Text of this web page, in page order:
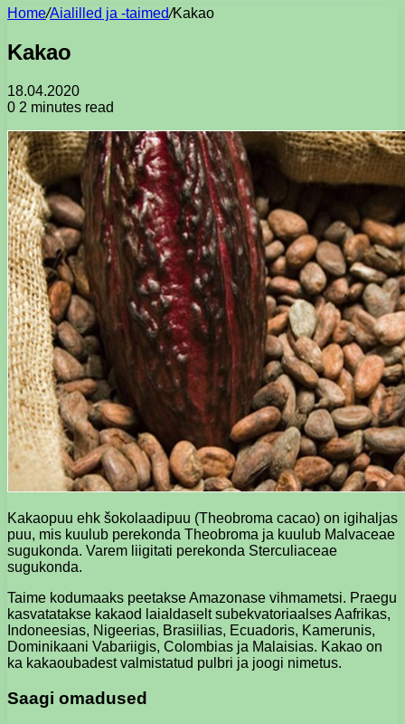
Home/Aialilled ja -taimed/Kakao
Kakao
18.04.2020
0 2 minutes read
Kakaopuu ehk šokolaadipuu (Theobroma cacao) on igihaljas
puu, mis kuulub perekonda Theobroma ja kuulub Malvaceae
sugukonda. Varem liigitati perekonda Sterculiaceae
sugukonda.
Taime kodumaaks peetakse Amazonase vihmametsi. Praegu
kasvatatakse kakaod laialdaselt subekvatoriaalses Aafrikas,
Indoneesias, Nigeerias, Brasiilias, Ecuadoris, Kamerunis,
Dominikaani Vabariigis, Colombias ja Malaisias. Kakao on
ka kakaoubadest valmistatud pulbri ja joogi nimetus.
Saagi omadused